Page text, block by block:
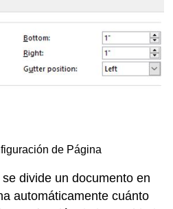
de Página
divide un documento en
automáticamente cuánto